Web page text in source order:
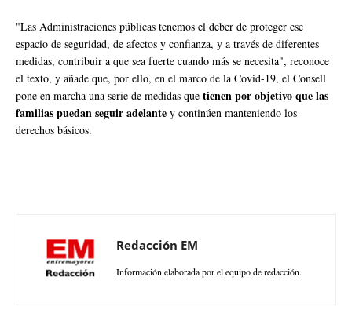
"Las Administraciones públicas tenemos el deber de proteger ese
espacio de seguridad, de afectos y confianza, y a través de diferentes
medidas, contribuir a que sea fuerte cuando más se necesita", reconoce
el texto, y añade que, por ello, en el marco de la Covid-19, el Consell
pone en marcha una serie de medidas que tienen por objetivo que las
familias puedan seguir adelante y continúen manteniendo los
derechos básicos.
Redacción EM
Información elaborada por el equipo de redacción.